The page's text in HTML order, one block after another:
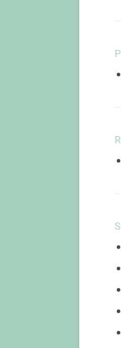
P
R
S